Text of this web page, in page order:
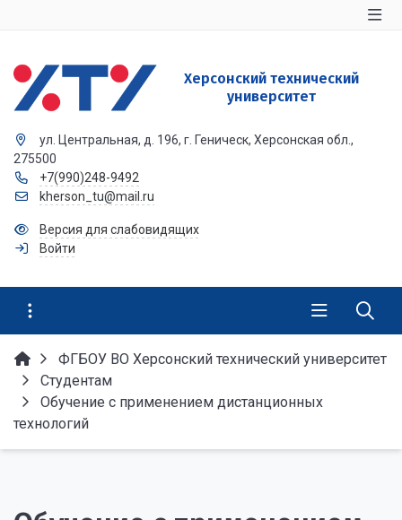
Херсонский технический
университет
ул. Центральная, д. 196, г. Геническ, Херсонская обл.,
275500
+7(990)248-9492
kherson_tu@mail.ru
Версия для слабовидящих
Войти
ФГБОУ ВО Херсонский технический университет
Студентам
Обучение с применением дистанционных
технологий